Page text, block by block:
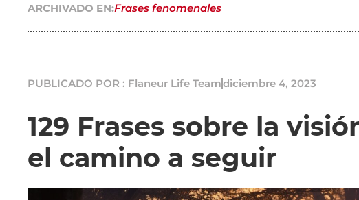
ARCHIVADO EN:Frases fenomenales
PUBLICADO POR : Flaneur Life Teamdiciembre 4, 2023
129 Frases sobre la
el camino a seguir